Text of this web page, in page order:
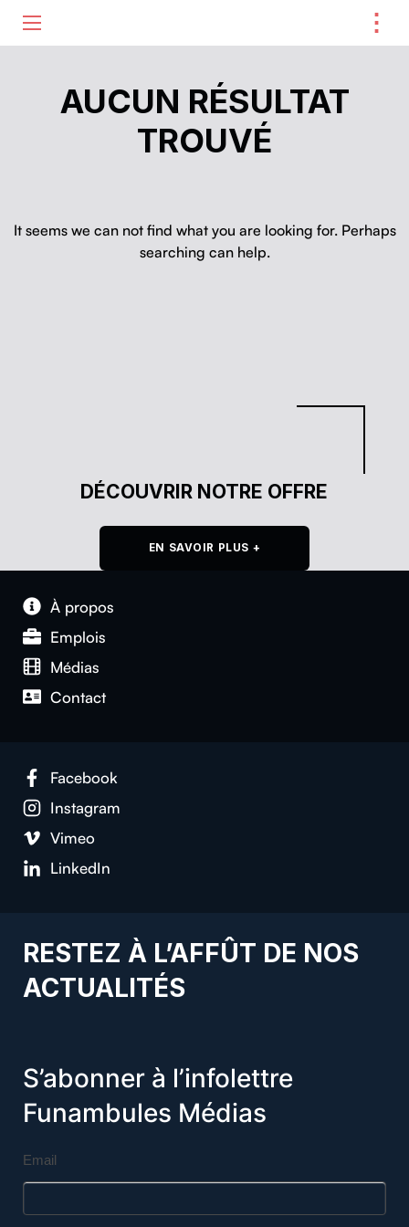
⋮
AUCUN RÉSULTAT
TROUVÉ
It seems we can not find what you are looking for. Perhaps
searching can help.
DÉCOUVRIR NOTRE OFFRE
EN SAVOIR PLUS +
À pro­pos
Emplois
Médias
Con­tact
Face­book
Insta­gram
Vimeo
LinkedIn
RESTEZ À L’AFFÛT DE NOS
ACTUALITÉS
S’abonner à l’infolettre
Funambules Médias
Email